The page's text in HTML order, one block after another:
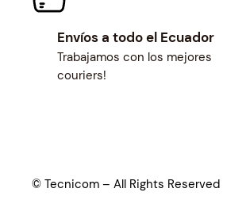
Envíos a todo el Ecuador
Trabajamos con los mejores
couriers!
© Tecnicom – All Rights Reserved